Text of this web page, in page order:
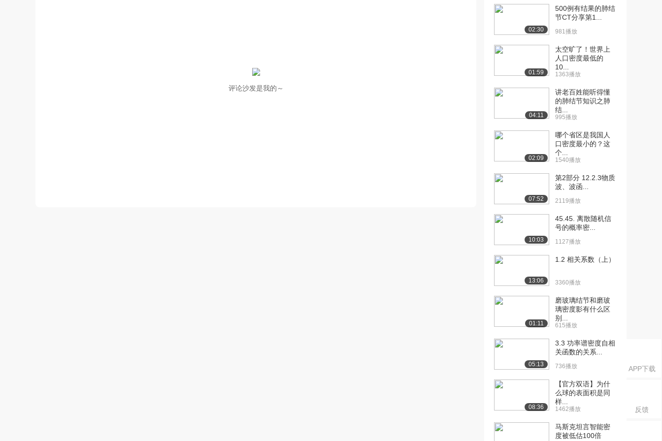
APP下载
反馈
评论沙发是我的～
[10] 第一章 长度、时间的
测量04（上）
1786播放
[11] 第一章 长度、时间的
1284播放
08:33
[12] 第一章 运动的描述
13:53
[13] 第一章 运动的描述
13:52
[14] 第一章 运动的描述
02（上）
10:24
[15] 第一章 运动的描述
02（下）
01（上）
01（中）
01（下）
[19] 第一章 运动的快慢
02（上）
[20] 第一章 运动的快慢
02（中）
2013播放
02:30
500例有结果的肺结
节CT分享第1...
981播放
01:59
太空旷了！世界上
人口密度最低的
10...
1363播放
04:11
讲老百姓能听得懂
的肺结节知识之肺
结...
995播放
02:09
哪个省区是我国人
口密度最小的？这
个...
1540播放
07:52
第2部分 12.2.3物质
波、波函...
2119播放
10:03
45.45. 离散随机信
号的概率密...
1127播放
13:06
1.2 相关系数（上）
3360播放
01:11
磨玻璃结节和磨玻
璃密度影有什么区
别...
615播放
05:13
3.3 功率谱密度自相
关函数的关系...
736播放
08:36
【官方双语】为什
么球的表面积是同
样...
1462播放
马斯克坦言智能密
度被低估100倍